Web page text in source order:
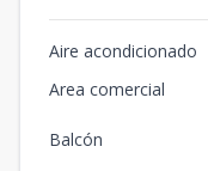
Aire acondicionado
Area comercial
Balcón